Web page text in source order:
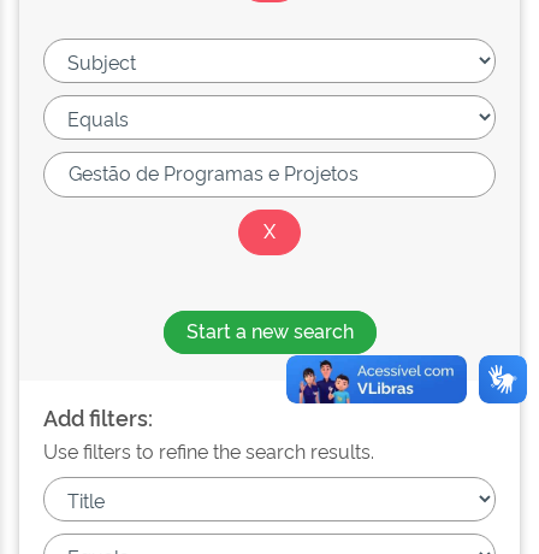
Start a new search
Add filters:
Use filters to refine the search results.